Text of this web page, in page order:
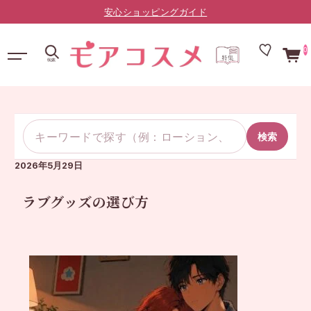
0
検索
2026年5月29日
ラブグッズの選び方
安心ショッピングガイド